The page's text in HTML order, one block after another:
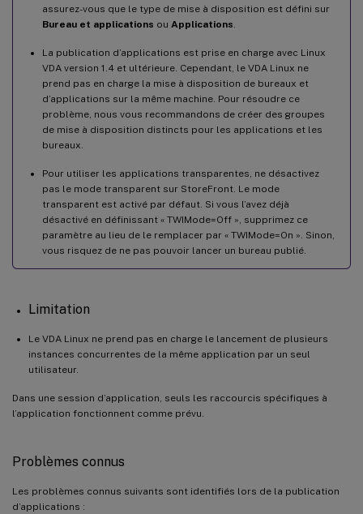
assurez-vous que le type de mise à disposition est défini sur
Bureau et applications ou Applications
La publication d’applications est prise en charge avec Linux
VDA version 1.4 et ultérieure. Cependant, le VDA Linux ne
prend pas en charge la mise à disposition de bureaux et
d’applications sur la même machine. Pour résoudre ce
problème, nous vous recommandons de créer des groupes
de mise à disposition distincts pour les applications et les
bureaux.
Pour utiliser les applications transparentes, ne désactivez
pas le mode transparent sur StoreFront. Le mode
transparent est activé par défaut. Si vous l’avez déjà
désactivé en définissant « TWIMode=Off », supprimez ce
paramètre au lieu de le remplacer par « TWIMode=On ». Sinon,
vous risquez de ne pas pouvoir lancer un bureau publié.
Limitation
Le VDA Linux ne prend pas en charge le lancement de plusieurs
instances concurrentes de la même application par un seul
utilisateur.
Dans une session d’application, seuls les raccourcis spécifiques à
l’application fonctionnent comme prévu.
Problèmes connus
Les problèmes connus suivants sont identifiés lors de la publication
d’applications :